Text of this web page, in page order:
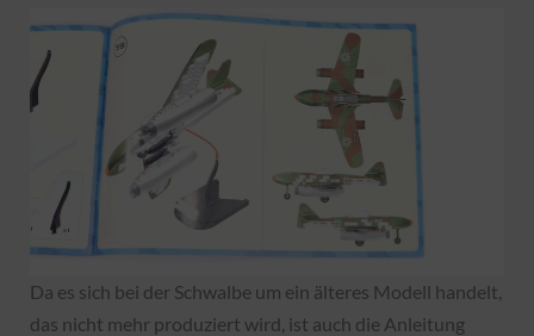
Da es sich bei der Schwalbe um ein älteres Modell handelt,
das nicht mehr produziert wird, ist auch die Anleitung